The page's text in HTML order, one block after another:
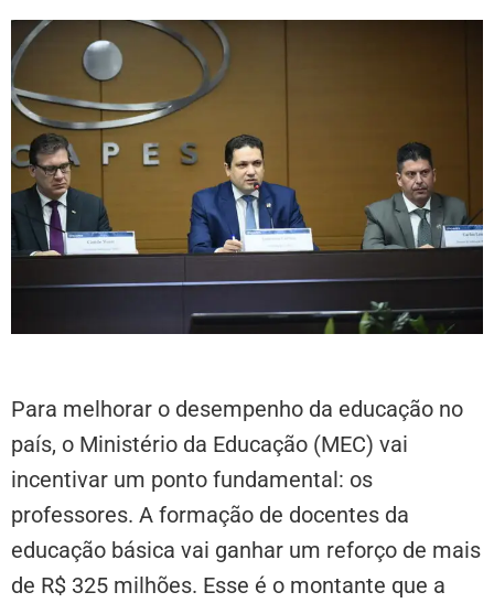
Para melhorar o desempenho da educação no
país, o Ministério da Educação (MEC) vai
incentivar um ponto fundamental: os
professores. A formação de docentes da
educação básica vai ganhar um reforço de mais
de R$ 325 milhões. Esse é o montante que a